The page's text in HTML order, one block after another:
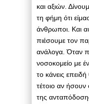
και αξιών.
τη φήμη ότι
άνθρωποι. Και
πιέσουμε τον
ανάλογα. Όταν
νοσοκομείο με
το κάνεις
τέτοιο αν
της